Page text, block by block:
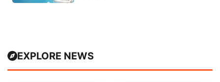
EXPLORE NEWS